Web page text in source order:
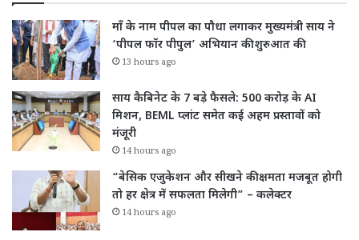
माँ के नाम पीपल का पौधा लगाकर मुख्यमंत्री साय ने
‘पीपल फॉर पीपुल’ अभियान की शुरुआत की
13 hours ago
साय कैबिनेट के 7 बड़े फैसले: 500 करोड़ के AI
मिशन, BEML प्लांट समेत कई अहम प्रस्तावों को
मंजूरी
14 hours ago
“बेसिक एजुकेशन और सीखने की क्षमता मजबूत होगी
तो हर क्षेत्र में सफलता मिलेगी” – कलेक्टर
14 hours ago